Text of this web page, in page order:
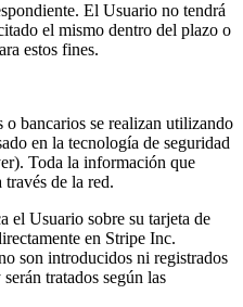
El Usuario no tendrá
el mismo dentro del plazo o
estos fines.
o bancarios se realizan utilizando
en la tecnología de seguridad
Toda la información que
de la red.
el Usuario sobre su tarjeta de
en Stripe Inc.
son introducidos ni registrados
tratados según las